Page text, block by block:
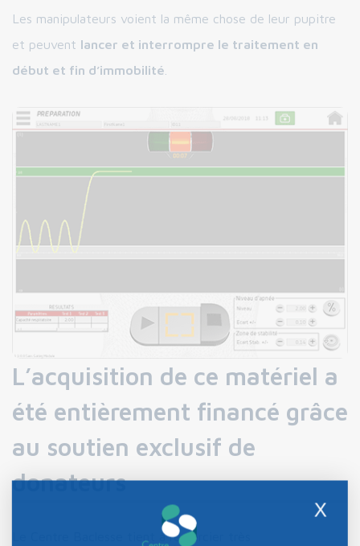
Les manipulateurs voient la même chose de leur pupitre
et peuvent lancer et interrompre le traitement en
début et fin d’immobilité
L’acquisition de ce matériel a
été entièrement financé grâce
au soutien exclusif de
donateurs
Le Centre Baclesse tient à remercier très
X